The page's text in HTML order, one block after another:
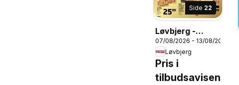
Side 22
Løvbjerg -
Tilbudsavis uge
33
07/08/2026 - 13/08/2026
Løvbjerg
Pris i
tilbudsavisen